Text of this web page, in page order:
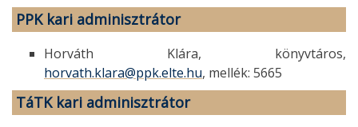
PPK kari adminisztrátor
Horváth Klára, könyvtáros,
horvath.klara@ppk.elte.hu, mellék: 5665
TáTK kari adminisztrátor